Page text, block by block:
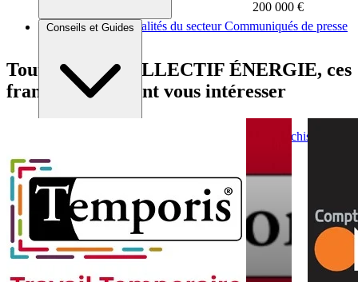
Brèves et actus Actualités du secteur Communiqués de presse
Conseils et Guides
Devenir franchiseur
200 000 €
Tout comme COLLECTIF ÉNERGIE, ces
franchises peuvent vous intéresser